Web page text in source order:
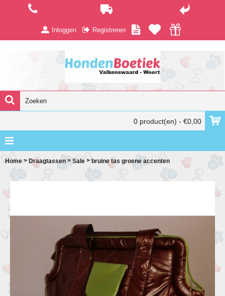
Inloggen Registreren
0 product(en) - €0,00
Home > Draagtassen >Sale >bruine tas groene accenten